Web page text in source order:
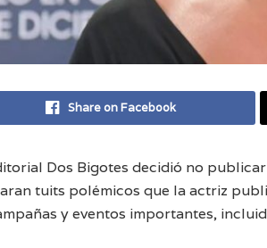
Share on Facebook
Dos Bigotes decidió no
tuits polémicos que la actriz
y eventos importantes,